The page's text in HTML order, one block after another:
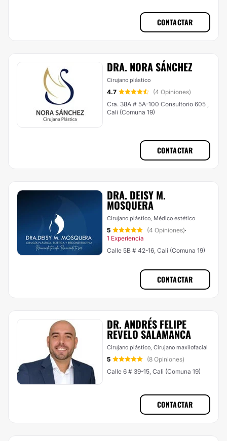
CONTACTAR
DRA. NORA SÁNCHEZ
Cirujano plástico
4.7
(4 Opiniones)
Cra. 38A # 5A-100 Consultorio 605 ,
Cali (Comuna 19)
CONTACTAR
DRA. DEISY M.
MOSQUERA
Cirujano plástico, Médico estético
5 (4 Opiniones)·
1 Experiencia
Calle 5B # 42-16, Cali (Comuna 19)
CONTACTAR
DR. ANDRÉS FELIPE
REVELO SALAMANCA
Cirujano plástico, Cirujano maxilofacial
5
(8 Opiniones)
Calle 6 # 39-15, Cali (Comuna 19)
CONTACTAR